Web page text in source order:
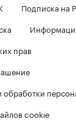
Подписка на
прав
cookie